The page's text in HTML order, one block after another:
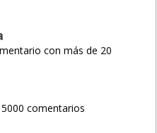
con más de 20
comentarios